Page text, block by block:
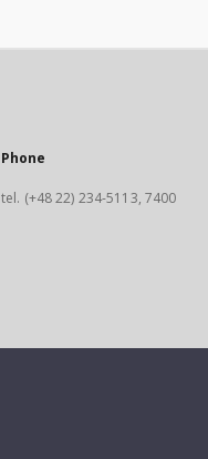
Phone
tel. (+48 22) 234-5113, 7400